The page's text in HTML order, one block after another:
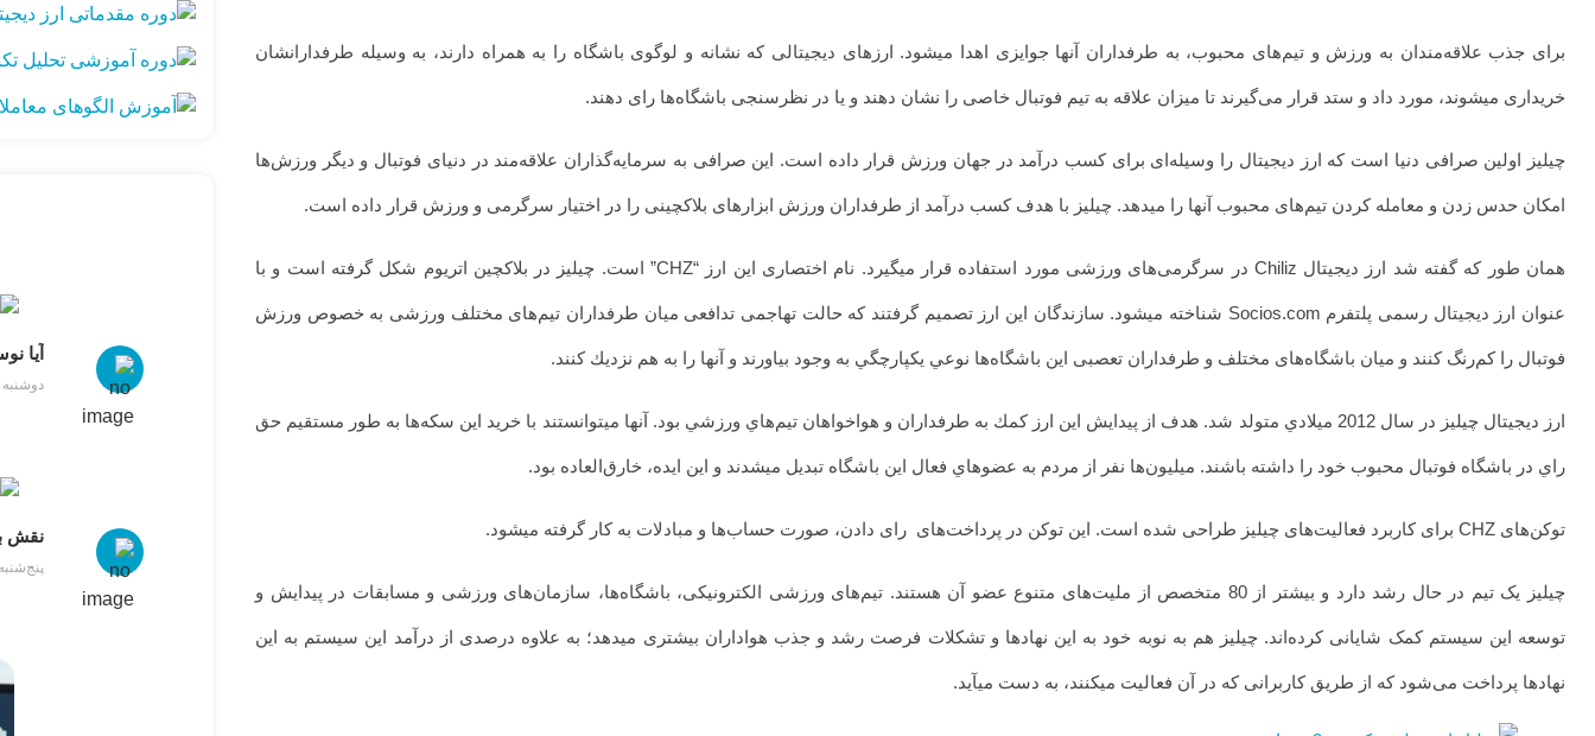
برای جذب علاقه‌مندان به ورزش و تیم‌های محبوب، به طرفداران آنها جوایزی اهدا میشود. ارزهای دیجیتالی که نشانه و لوگوی باشگاه را به همراه دارند، به وسیله طرفدارانشان
خریداری میشوند، مورد داد و ستد قرار می‌گیرند تا میزان علاقه به تیم فوتبال خاصی را نشان دهند و یا در نظرسنجی باشگاه‌ها رای دهند.
چیلیز اولین صرافی دنیا است که ارز دیجیتال را وسیله‌ای برای کسب درآمد در جهان ورزش قرار داده است. این صرافی به سرمایه‌گذاران علاقه‌مند در دنیای فوتبال و دیگر ورزش‌ها
امکان حدس زدن و معامله کردن تیم‌های محبوب آنها را میدهد. چیلیز با هدف کسب درآمد از طرفداران ورزش ابزارهای بلاکچینی را در اختیار سرگرمی و ورزش قرار داده است.
همان طور که گفته شد ارز دیجیتال Chiliz در سرگرمی‌های ورزشی مورد استفاده قرار میگیرد. نام اختصاری این ارز “CHZ” است. چیلیز در بلاکچین اتریوم شکل گرفته است و با
عنوان ارز دیجیتال رسمی پلتفرم Socios.com شناخته میشود. سازندگان این ارز تصمیم گرفتند که حالت تهاجمی تدافعی میان طرفداران تیم‌های مختلف ورزشی به خصوص ورزش
فوتبال را کم‌رنگ کنند و میان باشگاه‌های مختلف و طرفداران تعصبی این باشگاه‌ها نوعي يكپارچگي به وجود بياورند و آنها را به هم نزديك كنند.
ارز دیجیتال چیلیز در سال 2012 ميلادي متولد شد. هدف از پيدايش اين ارز كمك به طرفداران و هواخواهان تيم‌هاي ورزشي بود. آنها ميتوانستند با خريد اين سكه‌ها به طور مستقيم حق
راي در باشگاه فوتبال محبوب خود را داشته باشند. ميليون‌ها نفر از مردم به عضوهاي فعال اين باشگاه‌ تبديل ميشدند و اين ايده، خارق‌العاده بود.
توکن‌های CHZ برای کاربرد فعالیت‌های چیلیز طراحی شده است. این توکن در پرداخت‌های رای دادن، صورت حساب‌ها و مبادلات به کار گرفته میشود.
چیلیز یک تیم در حال رشد دارد و بیشتر از 80 متخصص از ملیت‌های متنوع عضو آن هستند. تیم‌های ورزشی الکترونیکی، باشگاه‌ها، سازمان‌های ورزشی و مسابقات در پیدایش و
توسعه این سیستم کمک شایانی کرده‌اند. چیلیز هم به نوبه خود به این نهادها و تشکلات فرصت رشد و جذب هواداران بیشتری میدهد؛ به علاوه درصدی از درآمد این سیستم به این
نهادها پرداخت می‌شود که از طریق کاربرانی که در آن فعالیت میکنند، به دست میآید.
آیا
دوشنبه 23 فوریه 2026
نقش
پنج‌شنبه 12 فوریه